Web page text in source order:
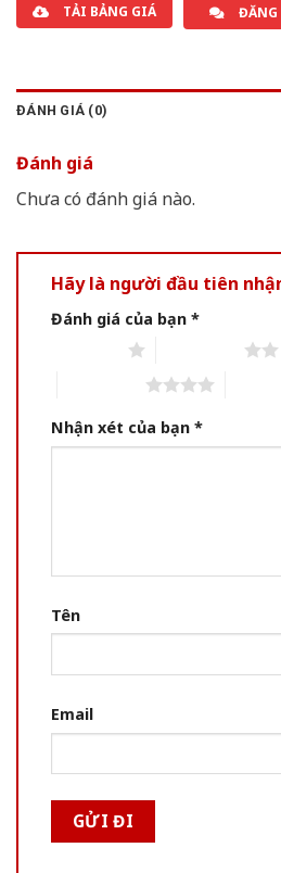
TẢI BẢNG GIÁ ĐĂNG
ĐÁNH GIÁ (0)
Đánh giá
Chưa có đánh giá nào.
Hãy là người đầu tiên
Đánh giá của bạn *
Nhận xét của bạn *
Tên
Email